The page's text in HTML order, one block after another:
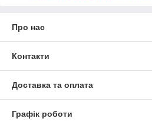
Про нас
Контакти
Доставка та оплата
Графік роботи